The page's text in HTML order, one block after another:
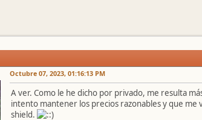
Octubre 07, 2023, 01:16:13 PM
A ver. Como le he dicho por privado, me resulta
intento mantener los precios razonables y que
shield.